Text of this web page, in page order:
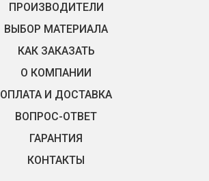
ПРОИЗВОДИТЕЛИ
ВЫБОР МАТЕРИАЛА
КАК ЗАКАЗАТЬ
О КОМПАНИИ
ОПЛАТА И ДОСТАВКА
ВОПРОС-ОТВЕТ
ГАРАНТИЯ
КОНТАКТЫ